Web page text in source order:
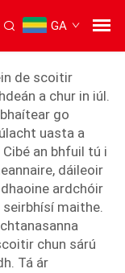
GA
4 rothaí
de scoitir
a chur in iúl.
go
uasta a
an bhfuil tú i
dáileoir
ardchóir
maithe.
chun sárú
Tá ár